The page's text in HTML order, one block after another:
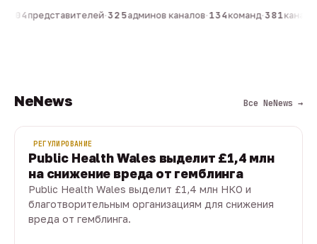
804представителей·325админов каналов·134команд·381каналов
NeNews Все NeNews →
РЕГУЛИРОВАНИЕ
Public Health Wales выделит £1,4 млн
на снижение вреда от гемблинга
Public Health Wales выделит £1,4 млн НКО и
благотворительным организациям для снижения
вреда от гемблинга.